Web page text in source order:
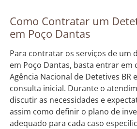
Como Contratar um
em Poço Dantas
Para contratar os serviços de um
em Poço Dantas, basta entrar em
Agência Nacional de Detetives BR
consulta inicial. Durante o
discutir as necessidades e
assim como definir o plano de
adequado para cada caso